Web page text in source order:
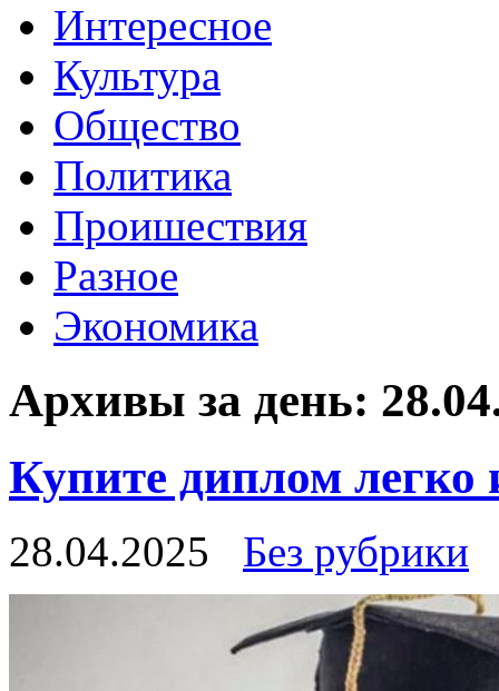
Интересное
Культура
Общество
Политика
Проишествия
Разное
Экономика
Архивы за день:
Купите диплом легко
28.04.2025 Без рубрики